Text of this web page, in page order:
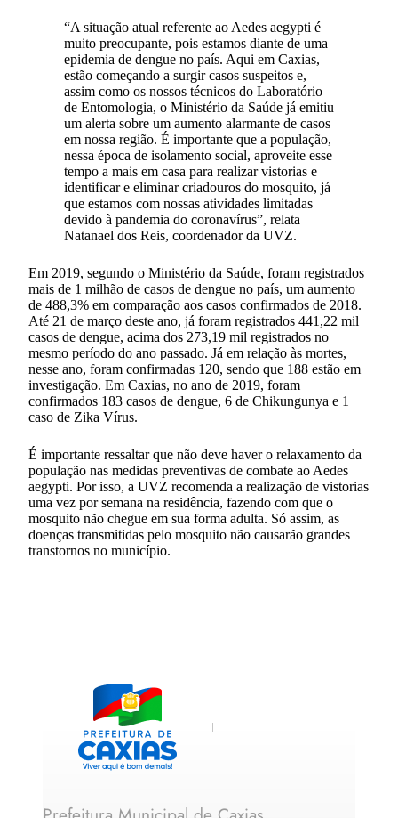
“A situação atual referente ao Aedes aegypti é
muito preocupante, pois estamos diante de uma
epidemia de dengue no país. Aqui em Caxias,
estão começando a surgir casos suspeitos e,
assim como os nossos técnicos do Laboratório
de Entomologia, o Ministério da Saúde já emitiu
um alerta sobre um aumento alarmante de casos
em nossa região. É importante que a população,
nessa época de isolamento social, aproveite esse
tempo a mais em casa para realizar vistorias e
identificar e eliminar criadouros do mosquito, já
que estamos com nossas atividades limitadas
devido à pandemia do coronavírus”, relata
Natanael dos Reis, coordenador da UVZ.
Em 2019, segundo o Ministério da Saúde, foram registrados
mais de 1 milhão de casos de dengue no país, um aumento
de 488,3% em comparação aos casos confirmados de 2018.
Até 21 de março deste ano, já foram registrados 441,22 mil
casos de dengue, acima dos 273,19 mil registrados no
mesmo período do ano passado. Já em relação às mortes,
nesse ano, foram confirmadas 120, sendo que 188 estão em
investigação. Em Caxias, no ano de 2019, foram
confirmados 183 casos de dengue, 6 de Chikungunya e 1
caso de Zika Vírus.
É importante ressaltar que não deve haver o relaxamento da
população nas medidas preventivas de combate ao Aedes
aegypti. Por isso, a UVZ recomenda a realização de vistorias
uma vez por semana na residência, fazendo com que o
mosquito não chegue em sua forma adulta. Só assim, as
doenças transmitidas pelo mosquito não causarão grandes
transtornos no município.